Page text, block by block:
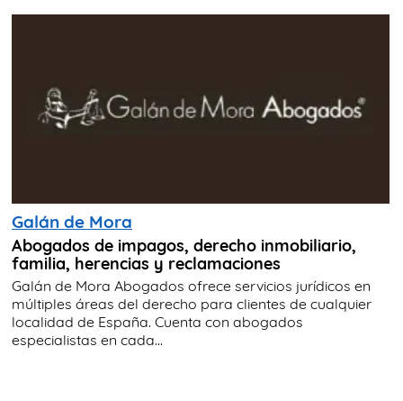
Galán de Mora
Abogados de impagos, derecho inmobiliario,
familia, herencias y reclamaciones
Galán de Mora Abogados ofrece servicios jurídicos en
múltiples áreas del derecho para clientes de cualquier
localidad de España. Cuenta con abogados
especialistas en cada...